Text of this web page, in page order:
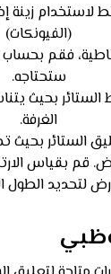
لاستخدام زينة
(الفيونكات)
فقم
ستحتاجه.
الستائر بحيث
الغرفة.
الستائر بحيث
قم بقياس
لتحديد الطول